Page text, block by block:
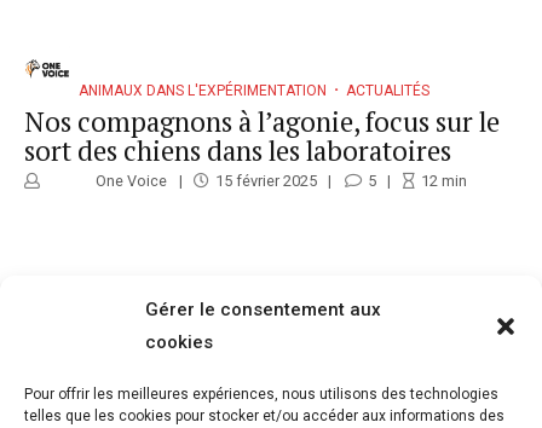
Gérer le consentement aux
cookies
Pour offrir les meilleures expériences, nous utilisons des technologies
telles que les cookies pour stocker et/ou accéder aux informations des
ANIMAUX DANS L'EXPÉRIMENTATION ACTUALITÉS
Nos compagnons à l’agonie, focus sur le
sort des chiens dans les laboratoires
One Voice 15 février 2025 5 12min
Recherche non animale : quelles
approches pour sensibiliser les publics ?
L'équipe rédactionnelle de Pro Anima
1 octobre 2024